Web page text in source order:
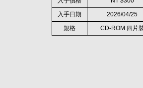
入手日期
2026/04/25
規格
CD-ROM 四片